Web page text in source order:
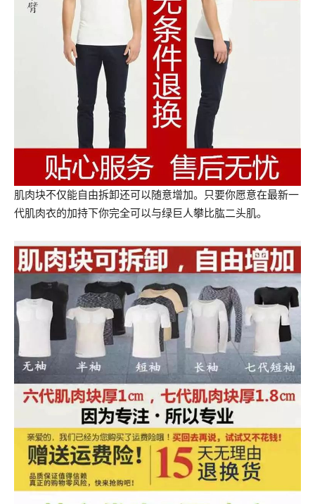
肌肉块不仅能自由拆卸还可以随意增加。只要你愿意在最新一
代肌肉衣的加持下你完全可以与绿巨人攀比肱二头肌。